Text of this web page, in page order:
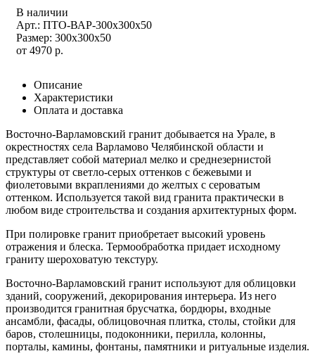
В наличии
Арт.: ПТО-ВАР-300х300х50
Размер: 300x300x50
от 4970 р.
Описание
Характеристики
Оплата и доставка
Восточно-Варламовский гранит добывается на Урале, в
окрестностях села Варламово Челябинской области и
представляет собой материал мелко и среднезернистой
структуры от светло-серых оттенков с бежевыми и
фиолетовыми вкраплениями до желтых с сероватым
оттенком. Используется такой вид гранита практически в
любом виде строительства и создания архитектурных форм.
При полировке гранит приобретает высокий уровень
отражения и блеска. Термообработка придает исходному
граниту шероховатую текстуру.
Восточно-Варламовский гранит используют для облицовки
зданий, сооружений, декорирования интерьера. Из него
производится гранитная брусчатка, бордюры, входные
ансамбли, фасады, облицовочная плитка, столы, стойки для
баров, столешницы, подоконники, перилла, колонны,
порталы, камины, фонтаны, памятники и ритуальные изделия.